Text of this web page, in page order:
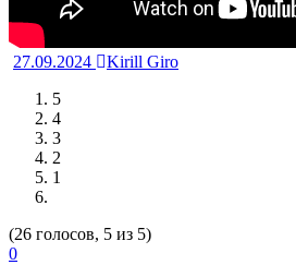
27.09.2024
Kirill Giro
5
4
3
2
1
(26 голосов, 5 из 5)
0